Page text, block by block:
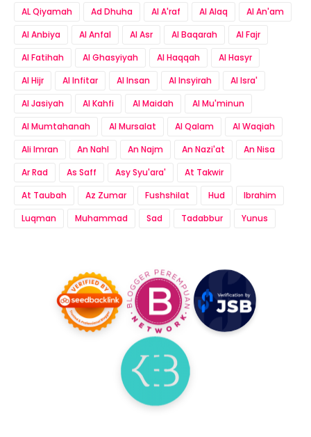
AL Qiyamah Ad Dhuha Al A'raf Al Alaq
Al An'am
Al Anbiya
Al Anfal Al Asr Al Baqarah
Al Fajr
Al Fatihah
Al Ghasyiyah Al Haqqah
Al Hasyr
Al Hijr
Al Infitar Al Insan Al Insyirah
Al Isra'
Al Jasiyah
Al Kahfi Al Maidah
Al Mu'minun
Al Mumtahanah
Al Mursalat Al Qalam
Al Waqiah
Ali Imran
An Nahl An Najm An Nazi'at
An Nisa
Ar Rad
As Saff Asy Syu'ara'
At Takwir
At Taubah
Az Zumar Fushshilat Hud
Ibrahim
Luqman
Muhammad Sad Tadabbur Yunus